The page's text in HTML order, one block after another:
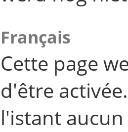
Français
Cette page
d'être
l'istant